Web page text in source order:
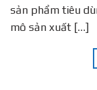
sản phẩm tiêu
mô sản xuất […]